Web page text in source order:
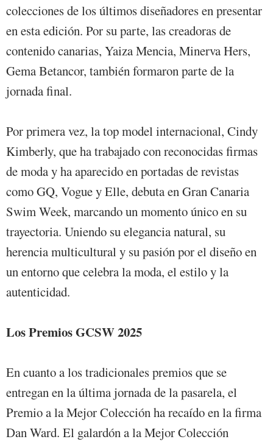
colecciones de los últimos diseñadores en presentar
en esta edición. Por su parte, las creadoras de
contenido canarias, Yaiza Mencia, Minerva Hers,
Gema Betancor, también formaron parte de la
jornada final.
Por primera vez, la top model internacional, Cindy
Kimberly, que ha trabajado con reconocidas firmas
de moda y ha aparecido en portadas de revistas
como GQ, Vogue y Elle, debuta en Gran Canaria
Swim Week, marcando un momento único en su
trayectoria. Uniendo su elegancia natural, su
herencia multicultural y su pasión por el diseño en
un entorno que celebra la moda, el estilo y la
autenticidad.
Los Premios GCSW 2025
En cuanto a los tradicionales premios que se
entregan en la última jornada de la pasarela, el
Premio a la Mejor Colección ha recaído en la firma
Dan Ward. El galardón a la Mejor Colección